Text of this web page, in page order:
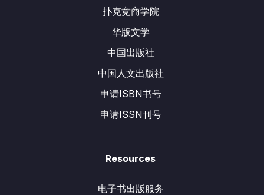
扑克竞商学院
华版文学
中国出版社
中国人文出版社
申请ISBN书号
申请ISSN刊号
Resources
电子书出版服务